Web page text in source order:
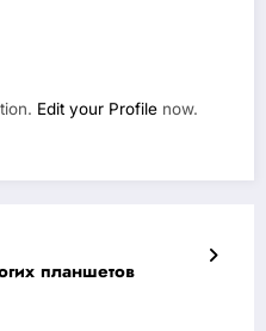
Edit your Profile now.
планшетов